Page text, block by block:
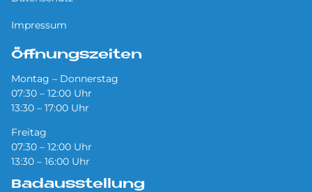
Impressum
Öffnungszeiten
Montag – Donnerstag
07:30 – 12:00 Uhr
13:30 – 17:00 Uhr
Freitag
07:30 – 12:00 Uhr
13:30 – 16:00 Uhr
Badausstellung